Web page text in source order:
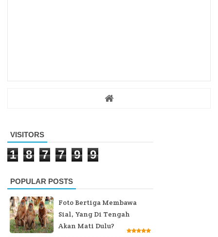
VISITORS
1 8 7 7 9 9
POPULAR POSTS
Foto Bertiga Membawa
Sial, Yang Di Tengah
Akan Mati Dulu?